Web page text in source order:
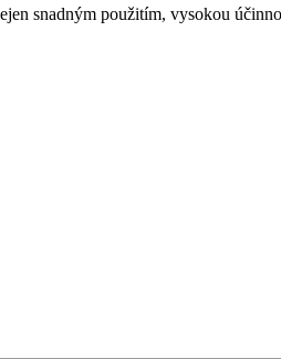
snadným použitím, vysokou